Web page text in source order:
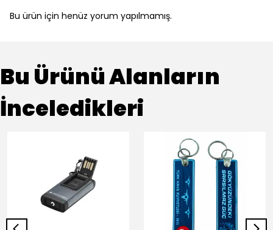
Bu ürün için henüz yorum yapılmamış.
Bu Ürünü Alanların
İnceledikleri